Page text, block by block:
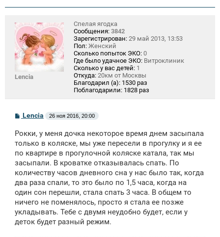
Lencia
Спелая ягодка
Сообщения: 3842
Зарегистрирован: 29 май 2013, 13:53
Пол: Женский
Сколько попыток ЭКО: 0
Где было удачное ЭКО: Витроклиник
Сколько у вас детей: 1
Откуда: 20км от Москвы
Благодарил (а): 1530 раз
Поблагодарили: 1828 раз
С
б
щ
н
и
Lencia 26 ноя 2016, 20:00
Рокки, у меня дочка некоторое время днем засыпала
только в коляске, мы уже пересели в прогулку и я ее
по квартире в прогулочной коляске катала, так мы
засыпали. В кроватке отказывалась спать. По
количеству часов дневного сна у нас было так, когда
два раза спали, то это было по 1,5 часа, когда на
один сон перешли, стала спать 3 часа. В общем то
ничего не поменялось, просто я стала ее позже
укладывать. Тебе с двумя неудобно будет, если у
деток будет разный режим.